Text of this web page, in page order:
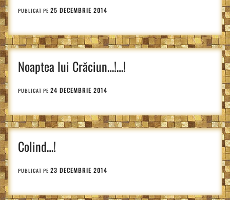
PUBLICAT PE 25 DECEMBRIE 2014
Noaptea lui Crăciun…!…!
PUBLICAT PE 24 DECEMBRIE 2014
Colind…!
PUBLICAT PE 23 DECEMBRIE 2014